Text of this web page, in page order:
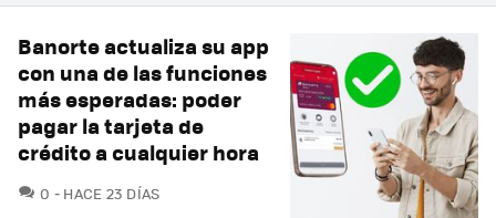
Banorte actualiza su app
con una de las funciones
más esperadas: poder
pagar la tarjeta de
crédito a cualquier hora
0 COMENTARIOS
HACE 23 DÍAS